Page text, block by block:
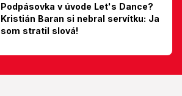
Podpásovka v úvode Let's Dance?
Kristián Baran si nebral servítku: Ja
som stratil slová!